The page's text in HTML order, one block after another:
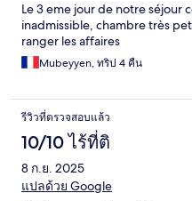
Le 3 eme jour de notre séjour
inadmissible, chambre très
ranger les affaires
Mubeyyen, ทริป 4 คืน
รีวิวที่ตรวจสอบแล้ว
10/10 ไร้ที่ติ
8 ก.ย. 2025
แปลด้วย Google